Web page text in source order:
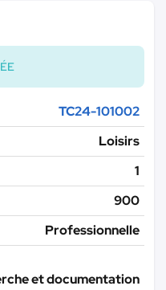
TC24-101002
Loisirs
1
900
Professionnelle
et documentation